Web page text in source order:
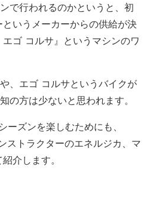
で行われるのかというと、初
いうメーカーからの供給が決
ゴ コルサ』というマシンのワ
、エゴ コルサというバイクが
の方は少ないと思われます。
ズンを楽しむためにも、
ストラクターのエネルジカ、マ
介します。